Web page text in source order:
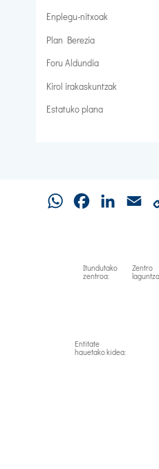
Enplegu-nitxoak
Plan Berezia
Foru Aldundia
Kirol irakaskuntzak
Estatuko plana
WhatsAppFacebookLinkedIn
Itundutako
zentroa:
Zentro
Entitate
hauetako kidea: